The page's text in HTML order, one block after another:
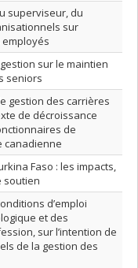
superviseur, du
sur
sur le maintien
seniors
gestion des carrières
de décroissance
de
canadienne
Faso : les impacts,
soutien
d’emploi
et des
sur l’intention de
de la gestion des